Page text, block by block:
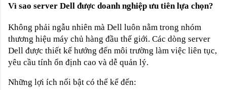
Vì sao server Dell được doanh nghiệp ưu tiên lựa chọn?
Không phải ngẫu nhiên mà Dell luôn nằm trong nhóm
thương hiệu máy chủ hàng đầu thế giới. Các dòng server
Dell được thiết kế hướng đến môi trường làm việc liên tục,
yêu cầu tính ổn định cao và dễ quản lý.
Những lợi ích nổi bật có thể kể đến: